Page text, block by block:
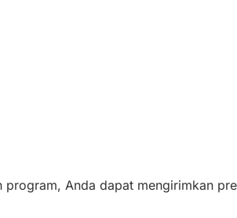
Anda dapat mengirimkan